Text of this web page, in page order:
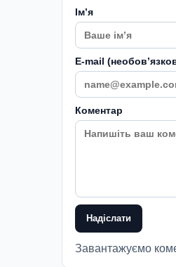
Імʼя
E-mail
Коментар
Надіслати
Завантажуємо